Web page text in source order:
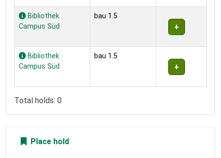
Bibliothek
Campus Süd
bau 1.5
Bibliothek
Campus Süd
bau 1.5
Total holds: 0
Place hold